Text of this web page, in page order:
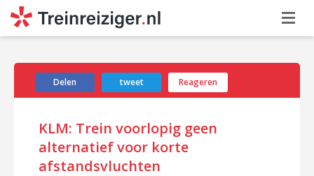
Delen tweet Reageren
KLM: Trein voorlopig geen
alternatief voor korte
afstandsvluchten